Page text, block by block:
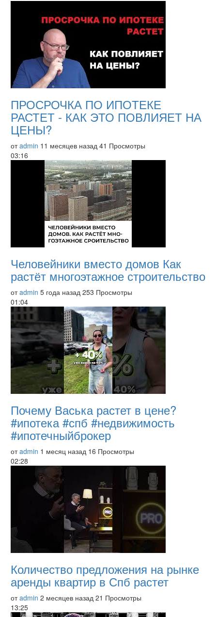
ПРОСРОЧКА ПО ИПОТЕКЕ
РАСТЕТ - КАК ЭТО ПОВЛИЯЕТ НА
ЦЕНЫ?
отadmin 11 месяцев назад 41 Просмотры
03:16
Человейники вместо домов Как
растёт многоэтажное строительство
отadmin 5 года назад 253 Просмотры
01:04
Почему Васька растет в цене?
#ипотека #спб #недвижимость
#ипотечныйброкер
отadmin 1 месяц назад 16 Просмотры
02:28
Количество предложения на рынке
аренды квартир в Спб растет
отadmin 2 месяцев назад 21 Просмотры
13:25